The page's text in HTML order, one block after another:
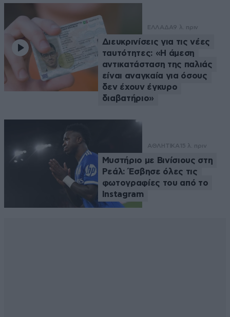
ΕΛΛΑΔΑ9 λ. πριν
Διευκρινίσεις για τις νέες
ταυτότητες: «Η άμεση
αντικατάσταση της παλιάς
είναι αναγκαία για όσους
δεν έχουν έγκυρο
διαβατήριο»
ΑΘΛΗΤΙΚΑ 15 λ. πριν
Μυστήριο με Βινίσιους στη
Ρεάλ: Έσβησε όλες τις
φωτογραφίες του από το
Instagram